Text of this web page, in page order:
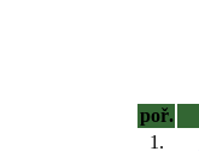
poř.
1.